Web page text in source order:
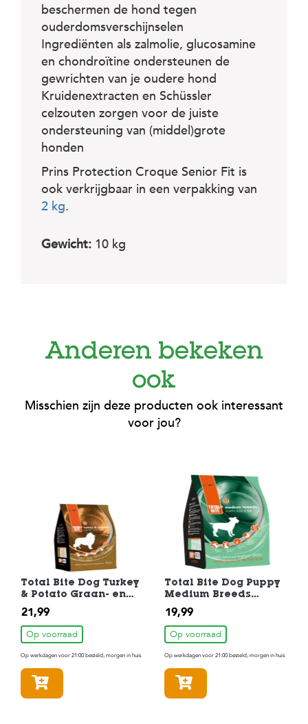
beschermen de hond tegen
ouderdomsverschijnselen
Ingrediënten als zalmolie, glucosamine
en chondroïtine ondersteunen de
gewrichten van je oudere hond
Kruidenextracten en Schüssler
celzouten zorgen voor de juiste
ondersteuning van (middel)grote
honden
Prins Protection Croque Senior Fit is
ook verkrijgbaar in een verpakking van
2 kg.
Gewicht: 10 kg
Anderen bekeken
ook
Misschien zijn deze producten ook interessant
voor jou?
Total Bite Dog Turkey
& Potato Graan- en
Glutenvrij
Hondenvoer 3 kg
21,99
Op voorraad
Op werkdagen voor 21:00 besteld, morgen in huis
Total Bite Dog Puppy
Medium Breeds
Hondenvoer 3 kg
19,99
Op voorraad
Op werkdagen voor 21:00 besteld, morgen in huis